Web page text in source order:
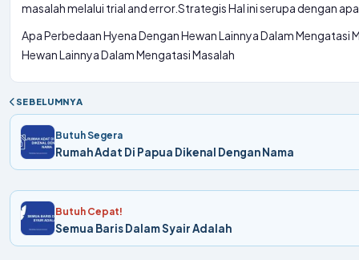
masalah melalui trial and error.StrategisHal ini serupa dengan
Apa Perbedaan Hyena Dengan Hewan Lainnya Dalam Mengatasi
Hewan Lainnya Dalam Mengatasi Masalah
SEBELUMNYA
Butuh Segera
Rumah Adat Di Papua Dikenal Dengan Nama
Butuh Cepat!
Semua Baris Dalam Syair Adalah